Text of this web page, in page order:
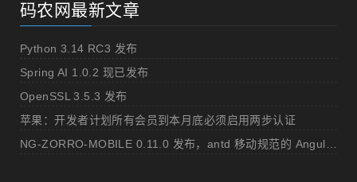
码农网最新文章
Python 3.14 RC3 发布
Spring AI 1.0.2 现已发布
OpenSSL 3.5.3 发布
苹果：开发者计划所有会员到本月底必须启用两步认证